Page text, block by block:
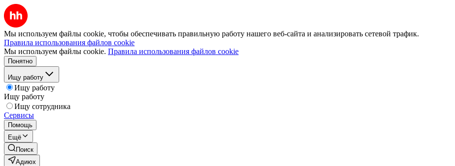
Мы используем файлы cookie, чтобы обеспечивать правильную работу нашего веб-сайта и анализировать сетевой трафик.
Правила использования файлов cookie
Мы используем файлы cookie. Правила использования файлов cookie
Понятно
Ищу работу
Ищу работу
Ищу работу
Ищу сотрудника
Сервисы
Помощь
Ещё
Поиск
Адиюх